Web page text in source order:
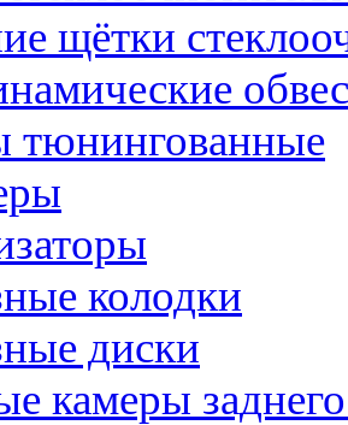
щётки
тюнингованные
колодки
диски
камеры